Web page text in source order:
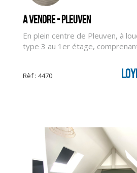
CLIQUER ICI POUR
A vendre - PLEUVEN
En plein centre de Pleuven, à
type 3 au 1er étage,
Rèf : 4470